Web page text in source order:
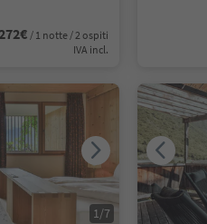
/ 1 notte / 2 ospiti
IVA incl.
1/7